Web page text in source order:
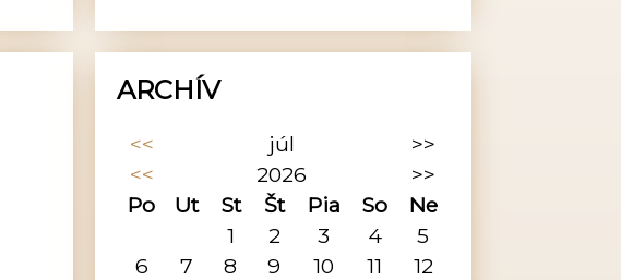
ARCHÍV
<< júl
>>
<<
2026
>>
Po
Ut St Št Pia So
Ne
1
2 3 4
5
6
7 8 9 10 11
12